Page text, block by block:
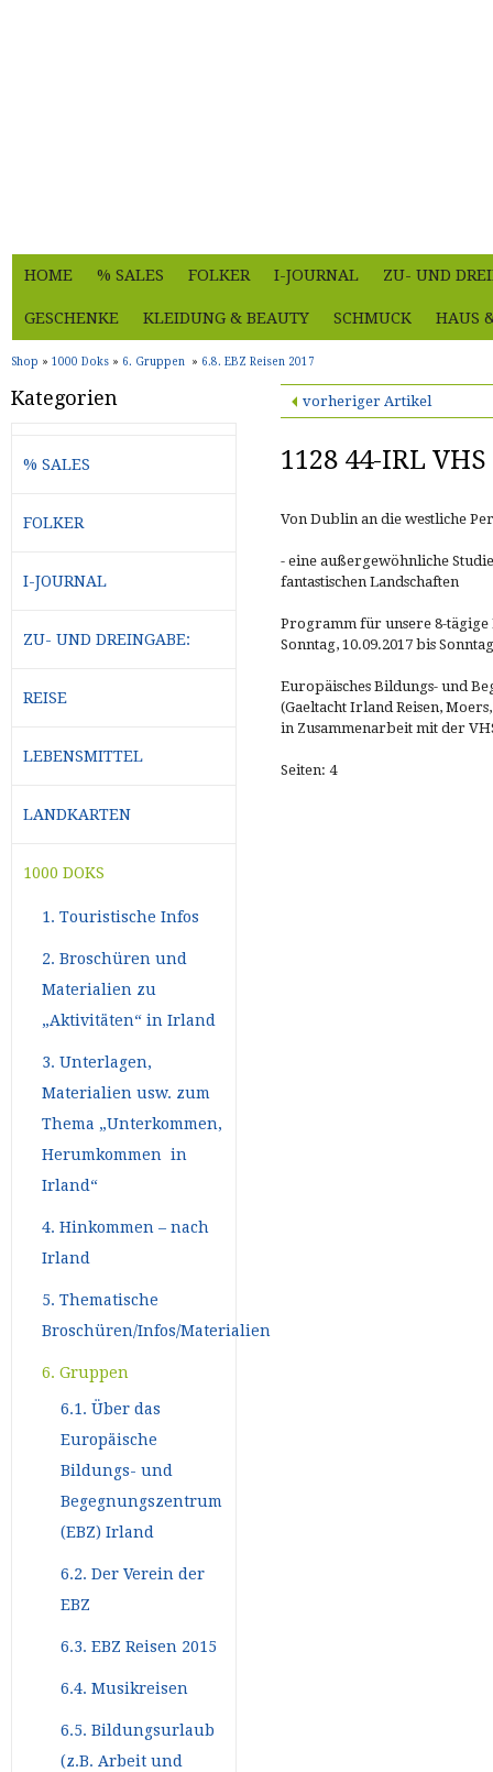
HOME % SALES FOLKER I-JOURNAL ZU- UND
GESCHENKE KLEIDUNG & BEAUTY SCHMUCK HAUS
Shop » 1000 Doks » 6. Gruppen » 6.8. EBZ Reisen 2017
vorheriger Artikel
1128 44-IRL
Von Dublin an die westliche
- eine außergewöhnliche
fantastischen Landschaften
Programm für unsere 8-tägige
Sonntag, 10.09.2017 bis
Europäisches Bildungs- und
(Gaeltacht Irland Reisen,
in Zusammenarbeit mit der
Seiten: 4
Kategorien
% SALES
FOLKER
I-JOURNAL
ZU- UND DREINGABE:
REISE
LEBENSMITTEL
LANDKARTEN
1000 DOKS
1. Touristische Infos
2. Broschüren und
Materialien zu
„Aktivitäten“ in Irland
3. Unterlagen,
Materialien usw. zum
Thema „Unterkommen,
Herumkommen in
Irland“
4. Hinkommen – nach
Irland
5. Thematische
Broschüren/Infos/Materialien
6. Gruppen
6.1. Über das
Europäische
Bildungs- und
Begegnungszentrum
(EBZ) Irland
6.2. Der Verein der
EBZ
6.3. EBZ Reisen 2015
6.4. Musikreisen
6.5. Bildungsurlaub
(z.B. Arbeit und